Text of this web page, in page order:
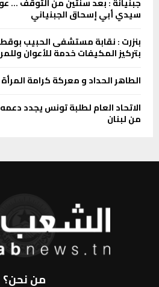
سيدي أبي إسحاق الجبنياني
بنزرت : نقابة مستشفى الحبيب
بتركيز المكيفات خدمة للأعوان
الطاهر الحداد و معركة كرامة المرأة
الاتحاد العام لطلبة تونس يجدد
من لبنان
من نحن؟